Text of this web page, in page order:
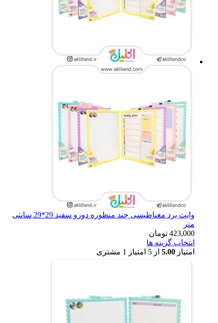
وایت برد مغناطیسی چند منظوره دورو سفید 29*29 سانتی
متر
423,000 تومان
انتخاب گزینه ها
امتیاز 5.00 از 5 امتیاز 1 مشتری